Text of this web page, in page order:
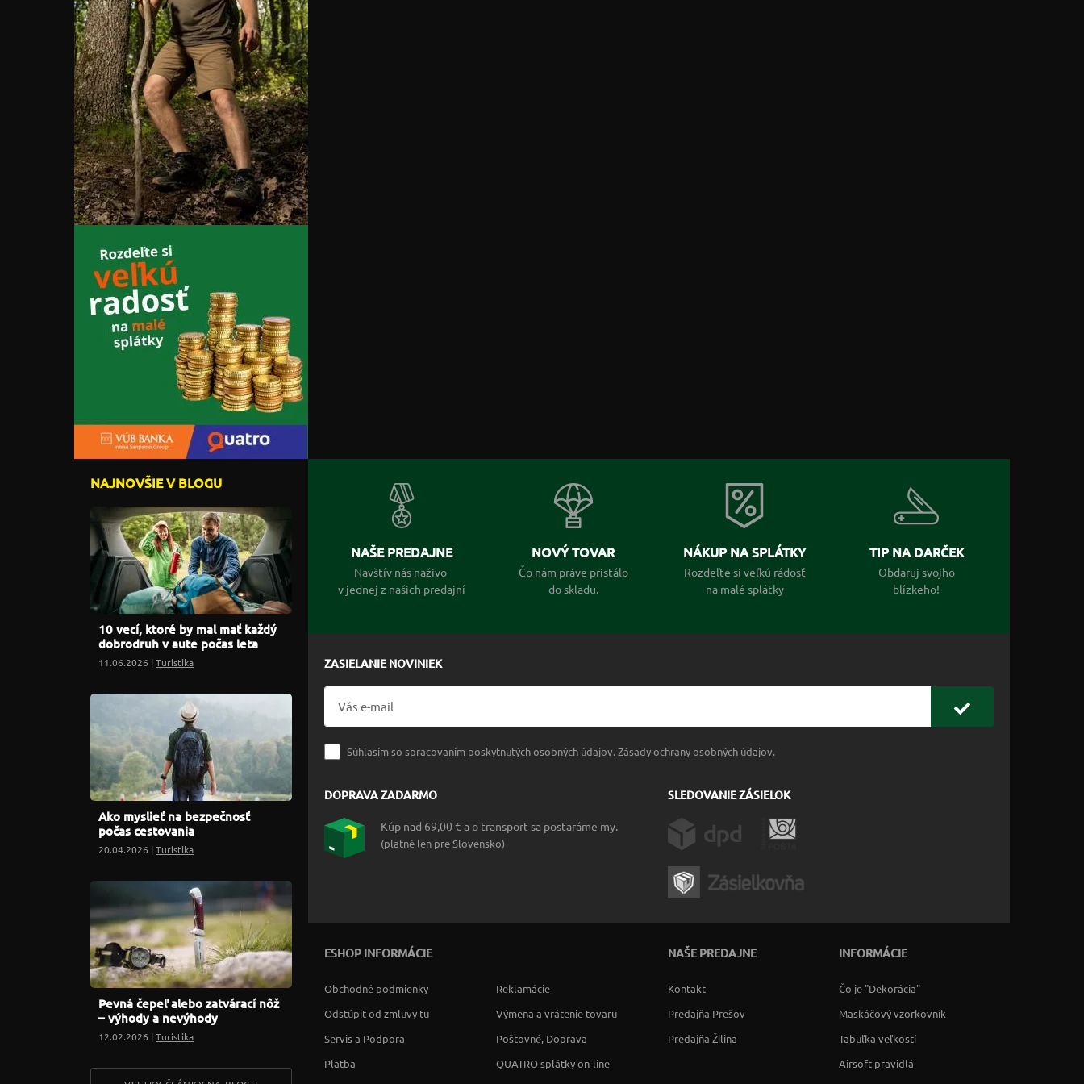
NAJNOVŠIE V BLOGU
10 vecí, ktoré by mal mať každý
dobrodruh v aute počas leta
11.06.2026 |Turistika
Ako myslieť na bezpečnosť
počas cestovania
20.04.2026 |Turistika
Pevná čepeľ alebo zatvárací nôž
– výhody a nevýhody
12.02.2026 |Turistika
NAŠE PREDAJNE
Navštív nás naživo
v jednej z našich predajní
NOVÝ TOVAR
Čo nám práve pristálo
do skladu.
NÁKUP NA SPLÁTKY
Rozdeľte si veľkú rádosť
na malé splátky
TIP NA DARČEK
Obdaruj svojho
blízkeho!
ZASIELANIE NOVINIEK
Súhlasím so spracovaním poskytnutých osobných údajov.Zásady ochrany osobných údajov.
DOPRAVA ZADARMO
Kúp nad 69,00 € a o transport sa postaráme my.
(platné len pre Slovensko)
SLEDOVANIE ZÁSIELOK
ESHOP INFORMÁCIE
Obchodné podmienky
Reklamácie
Odstúpiť od zmluvy tu
Výmena a vrátenie tovaru
Servis a Podpora
Poštovné, Doprava
Platba
QUATRO splátky on-line
NAŠE PREDAJNE
Kontakt
Predajňa Prešov
Predajňa Žilina
INFORMÁCIE
Čo je "Dekorácia"
Maskáčový vzorkovník
Tabuľka veľkostí
Airsoft pravidlá